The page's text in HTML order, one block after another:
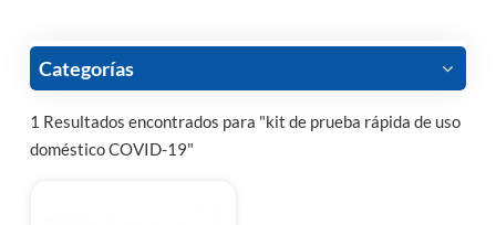
Categorías
1 Resultados encontrados para "kit de prueba rápida de uso
doméstico COVID-19"